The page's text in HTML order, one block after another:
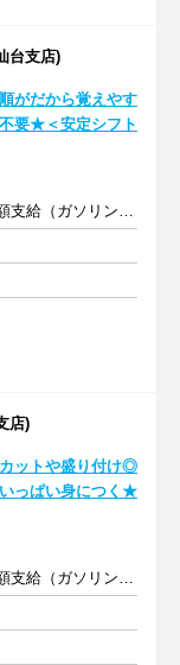
台支店)
がだから覚えやす
要★＜安定シフト
時給1100円以上 +交通費全額支給（ガソリン代も支給）
店)
カットや盛り付け◎
っぱい身につく★
時給1100円以上 +交通費全額支給（ガソリン代も支給）